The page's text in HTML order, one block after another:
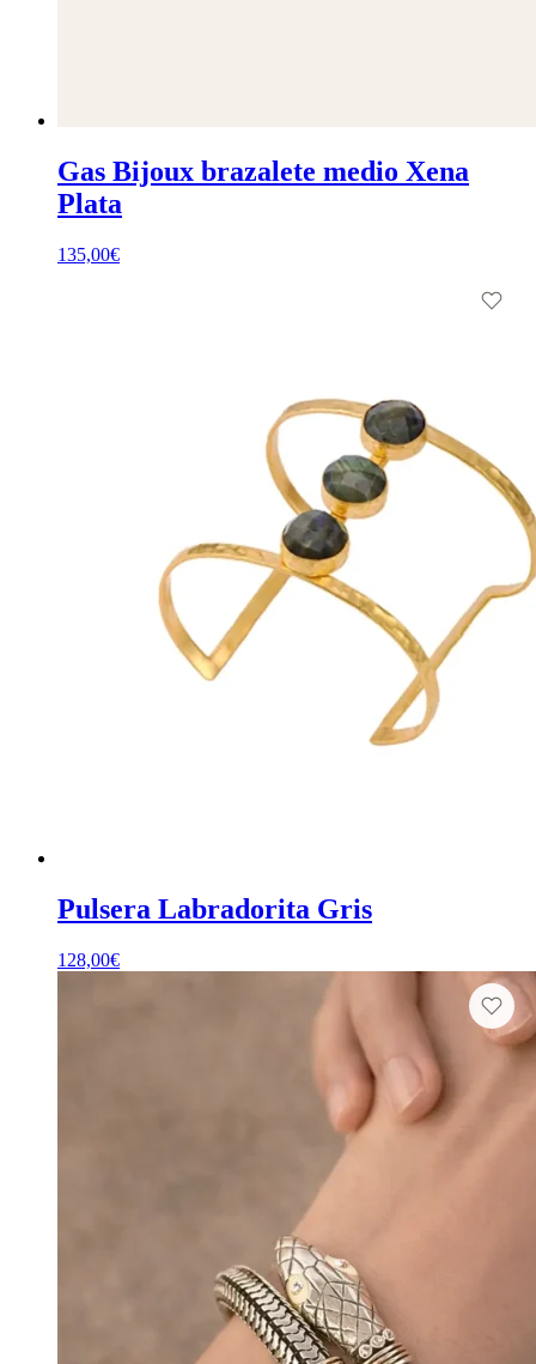
Gas Bijoux brazalete medio Xena
Plata
135,00€
Pulsera Labradorita Gris
128,00€